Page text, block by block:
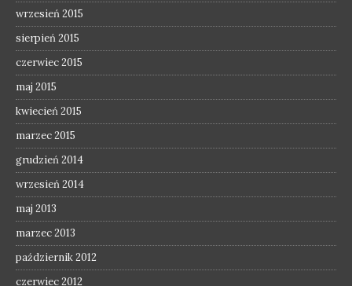
wrzesień 2015
sierpień 2015
czerwiec 2015
maj 2015
kwiecień 2015
marzec 2015
grudzień 2014
wrzesień 2014
maj 2013
marzec 2013
październik 2012
czerwiec 2012